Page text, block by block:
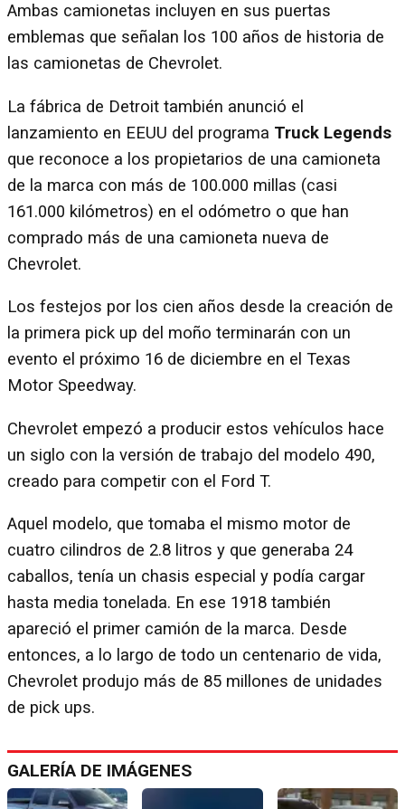
Ambas camionetas incluyen en sus puertas
emblemas que señalan los 100 años de historia de
las camionetas de Chevrolet.
La fábrica de Detroit también anunció el
lanzamiento en EEUU del programa Truck Legends
que reconoce a los propietarios de una camioneta
de la marca con más de 100.000 millas (casi
161.000 kilómetros) en el odómetro o que han
comprado más de una camioneta nueva de
Chevrolet.
Los festejos por los cien años desde la creación de
la primera pick up del moño terminarán con un
evento el próximo 16 de diciembre en el Texas
Motor Speedway.
Chevrolet empezó a producir estos vehículos hace
un siglo con la versión de trabajo del modelo 490,
creado para competir con el Ford T.
Aquel modelo, que tomaba el mismo motor de
cuatro cilindros de 2.8 litros y que generaba 24
caballos, tenía un chasis especial y podía cargar
hasta media tonelada. En ese 1918 también
apareció el primer camión de la marca. Desde
entonces, a lo largo de todo un centenario de vida,
Chevrolet produjo más de 85 millones de unidades
de pick ups.
GALERÍA DE IMÁGENES